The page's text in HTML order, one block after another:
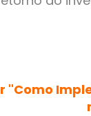
"Como